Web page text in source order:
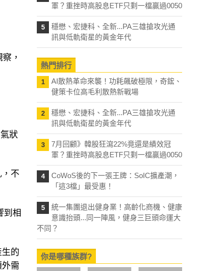
，
狀
不
到相
的
需
軍？重挫時高股息ETF只剩一檔贏過0050
5
穩懋、宏捷科、全新...PA三雄搶攻光通
訊與低軌衛星的黃金年代
熱門排行
1
AI散熱革命來襲！功耗飆破極限，奇鋐、
健策卡位高毛利散熱新戰場
2
穩懋、宏捷科、全新...PA三雄搶攻光通
訊與低軌衛星的黃金年代
3
7月回顧》韓股狂瀉22%竟還是績效冠
軍？重挫時高股息ETF只剩一檔贏過0050
4
CoWoS後的下一張王牌：SoIC擴產潮，
「這3檔」最受惠！
5
統一集團退出健身業！高齡化商機、健康
意識抬頭...同一陣風，健身三巨頭命運大
不同？
你是哪種族群?